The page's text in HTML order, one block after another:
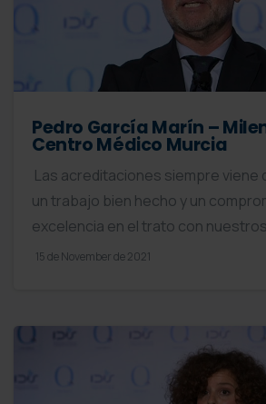
Pedro García Marín –
Centro Médico Murcia
Las acreditaciones siempre viene
un trabajo bien hecho y un
excelencia en el trato con
15 de November de 2021